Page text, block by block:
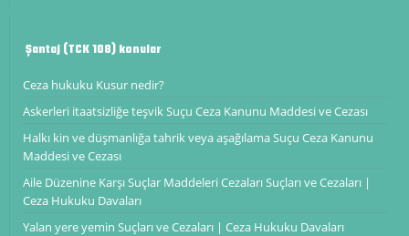
Şantaj (TCK 108) konular
Ceza hukuku Kusur nedir?
Askerleri itaatsizliğe teşvik Suçu Ceza Kanunu Maddesi ve Cezası
Halkı kin ve düşmanlığa tahrik veya aşağılama Suçu Ceza Kanunu
Maddesi ve Cezası
Aile Düzenine Karşı Suçlar Maddeleri Cezaları Suçları ve Cezaları |
Ceza Hukuku Davaları
Yalan yere yemin Suçları ve Cezaları | Ceza Hukuku Davaları